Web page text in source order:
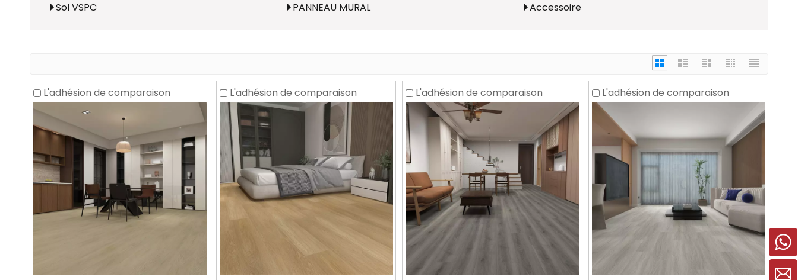
Sol VSPC
PANNEAU MURAL Accessoire
L'adhésion de comparaison L'adhésion de comparaison L'adhésion de comparaison L'adhésion de comparaison